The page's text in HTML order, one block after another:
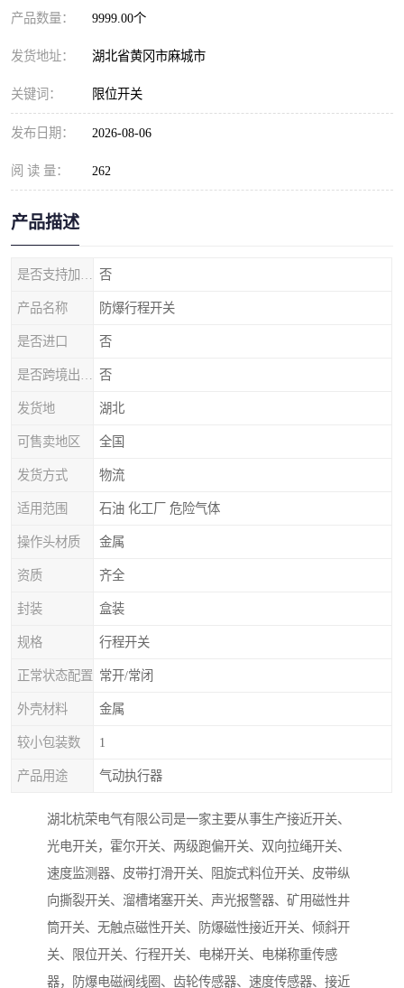
产品数量： 9999.00个
发货地址： 湖北省黄冈市麻城市
关键词： 限位开关
发布日期： 2026-08-06
阅 读 量： 262
产品描述
否
产品名称 防爆行程开关
是否进口 否
否
发货地 湖北
可售卖地区 全国
发货方式 物流
适用范围 石油 化工厂 危险气体
操作头材质 金属
资质 齐全
封装 盒装
规格 行程开关
正常状态配置 常开/常闭
外壳材料 金属
较小包装数 1
产品用途 气动执行器
湖北杭荣电气有限公司是一家主要从事生产接近开关、
光电开关，霍尔开关、两级跑偏开关、双向拉绳开关、
速度监测器、皮带打滑开关、阻旋式料位开关、皮带纵
向撕裂开关、溜槽堵塞开关、声光报警器、矿用磁性井
筒开关、无触点磁性开关、防爆磁性接近开关、倾斜开
关、限位开关、行程开关、电梯开关、电梯称重传感
器，防爆电磁阀线圈、齿轮传感器、速度传感器、接近
微电脑超速开关